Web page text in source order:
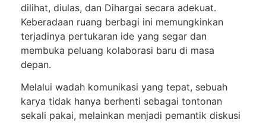
dilihat, diulas, dan Dihargai secara adekuat.
Keberadaan ruang berbagi ini memungkinkan
terjadinya pertukaran ide yang segar dan
membuka peluang kolaborasi baru di masa
depan.
Melalui wadah komunikasi yang tepat, sebuah
karya tidak hanya berhenti sebagai tontonan
sekali pakai, melainkan menjadi pemantik diskusi